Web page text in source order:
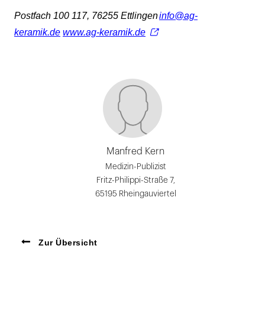
Postfach 100 117, 76255 Ettlingeninfo@ag-
keramik.de www.ag-keramik.de
Manfred Kern
Medizin-Publizist
Fritz-Philippi-Straße 7,
65195 Rheingauviertel
Zur Übersicht